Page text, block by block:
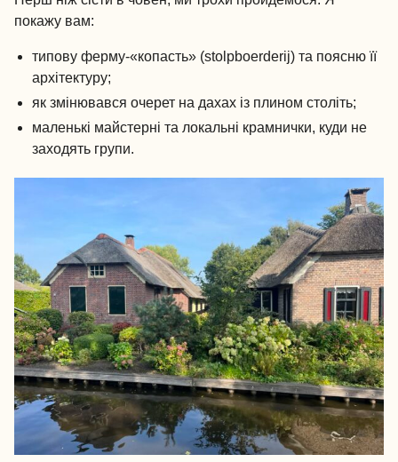
покажу вам:
типову ферму-«копасть» (stolpboerderij) та поясню її
архітектуру;
як змінювався очерет на дахах із плином століть;
маленькі майстерні та локальні крамнички, куди не
заходять групи.